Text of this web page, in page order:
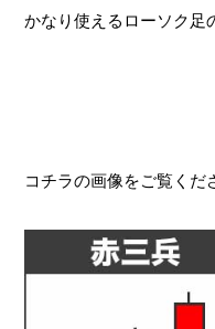
かなり使えるローソク足
コチラの画像をご覧くだ